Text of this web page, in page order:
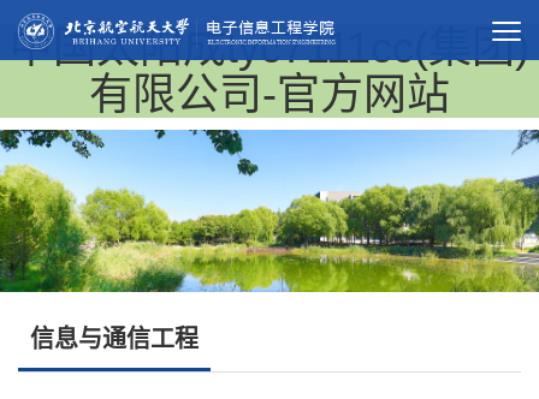
中国太阳成tyc7111cc(集团)
有限公司-官方网站
信息与通信工程